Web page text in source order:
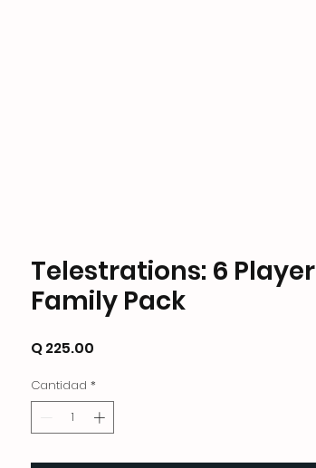
Telestrations: 6 Player
Family Pack
Q 225.00
Cantidad *